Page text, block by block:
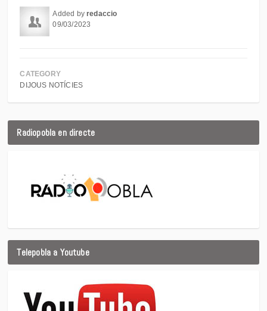
Added byredaccio
09/03/2023
CATEGORY
DIJOUS NOTÍCIES
Radiopobla en directe
Telepobla a Youtube